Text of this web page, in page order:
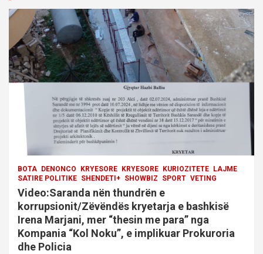
a
i
o
n
BOTA DENONCO KRYESORE KRYESORE KURIOZITETE
LAJME
SATIRE POLITIKE SHENDETI+ SHOWBIZ SPORT VETING
Video:Saranda nën thundrën e
korrupsionit/Zëvëndës kryetarja e bashkisë
Irena Marjani, mer “thesin me para” nga
Kompania “Kol Noku”, e implikuar Prokuroria
dhe Policia